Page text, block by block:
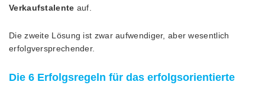
Verkaufstalente auf.
Die zweite Lösung ist zwar aufwendiger, aber wesentlich
erfolgversprechender.
Die 6 Erfolgsregeln für das erfolgsorientierte